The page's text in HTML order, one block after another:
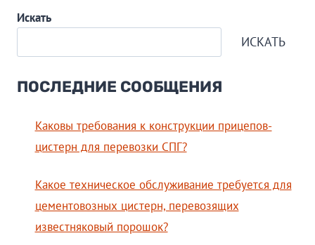
Искать
ИСКАТЬ
ПОСЛЕДНИЕ СООБЩЕНИЯ
Каковы требования к конструкции прицепов-
цистерн для перевозки СПГ?
Какое техническое обслуживание требуется для
цементовозных цистерн, перевозящих
известняковый порошок?